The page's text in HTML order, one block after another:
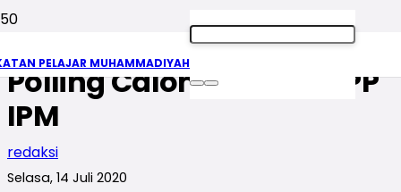
PELAJAR MUHAMMADIYAH
Sikap Kita Terhadap
Polling Calon Formatur PP
IPM
redaksi
Selasa, 14 Juli 2020